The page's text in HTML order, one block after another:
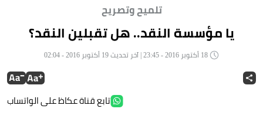
تلميح وتصريح
يا مؤسسة النقد.. هل تقبلين النقد؟
تابع قناة عكاظ على الواتساب